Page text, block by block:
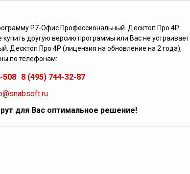
Р7-Офис Профессиональный. Десктоп Про 4Р
другую версию программы или Вас не устраивает
Десктоп Про 4Р (лицензия на обновление на 2 года),
по телефонам:
508 8 (495) 744-32-87
для Вас оптимальное решение!